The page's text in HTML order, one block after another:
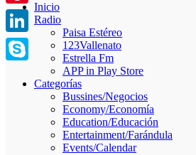
Inicio
Radio
Paisa Estéreo
123Vallenato
Estrella Fm
APP in Play Store
Categorías
Bussines/Negocios
Economy/Economía
Education/Educación
Entertainment/Farándula
Events/Calendar
Pinterest
LinkedIn